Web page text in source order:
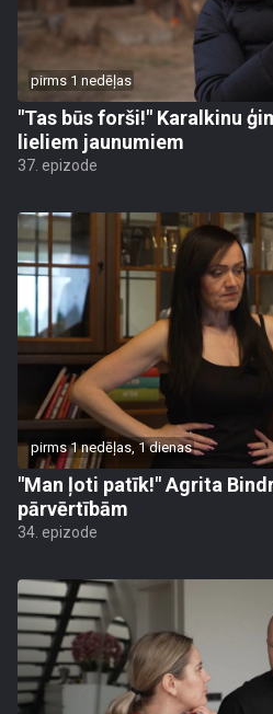
pirms 1 nedēļas
"Tas būs forši!" Karalkinu
lieliem jaunumiem
37. epizode
pirms 1 nedēļas, 1 dienas
"Man ļoti patīk!" Agrita
pārvērtībām
34. epizode